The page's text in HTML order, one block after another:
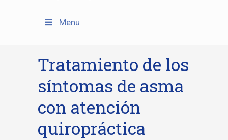
Menu
Tratamiento de los
síntomas de asma
con atención
quiropráctica